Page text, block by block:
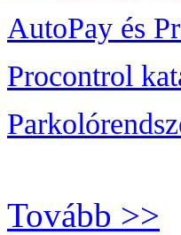
AutoPay és
Procontrol
Tovább >>